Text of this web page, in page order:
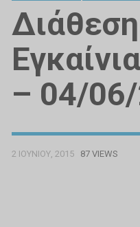
– 04/
2 ΙΟΥΝΊΟΥ, 2015 87 VIEWS